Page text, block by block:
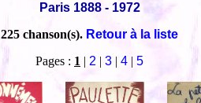
Paris 1888 - 1972
225 chanson(s). Retour à la liste
Pages : 1 | 2 | 3 | 4 | 5